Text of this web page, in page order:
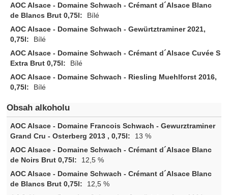
Bílé
Bílé
Bílé
Bílé
Obsah alkoholu
13 %
12,5 %
12,5 %